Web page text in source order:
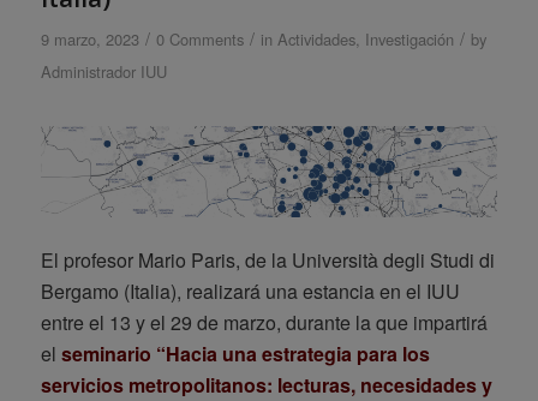
9 marzo, 2023 / 0 Comments / in Actividades, Investigación / by
Administrador IUU
El profesor Mario Paris, de la Università degli Studi di
Bergamo (Italia), realizará una estancia en el IUU
entre el 13 y el 29 de marzo, durante la que impartirá
el seminario “Hacia una estrategia para los
servicios metropolitanos: lecturas, necesidades y